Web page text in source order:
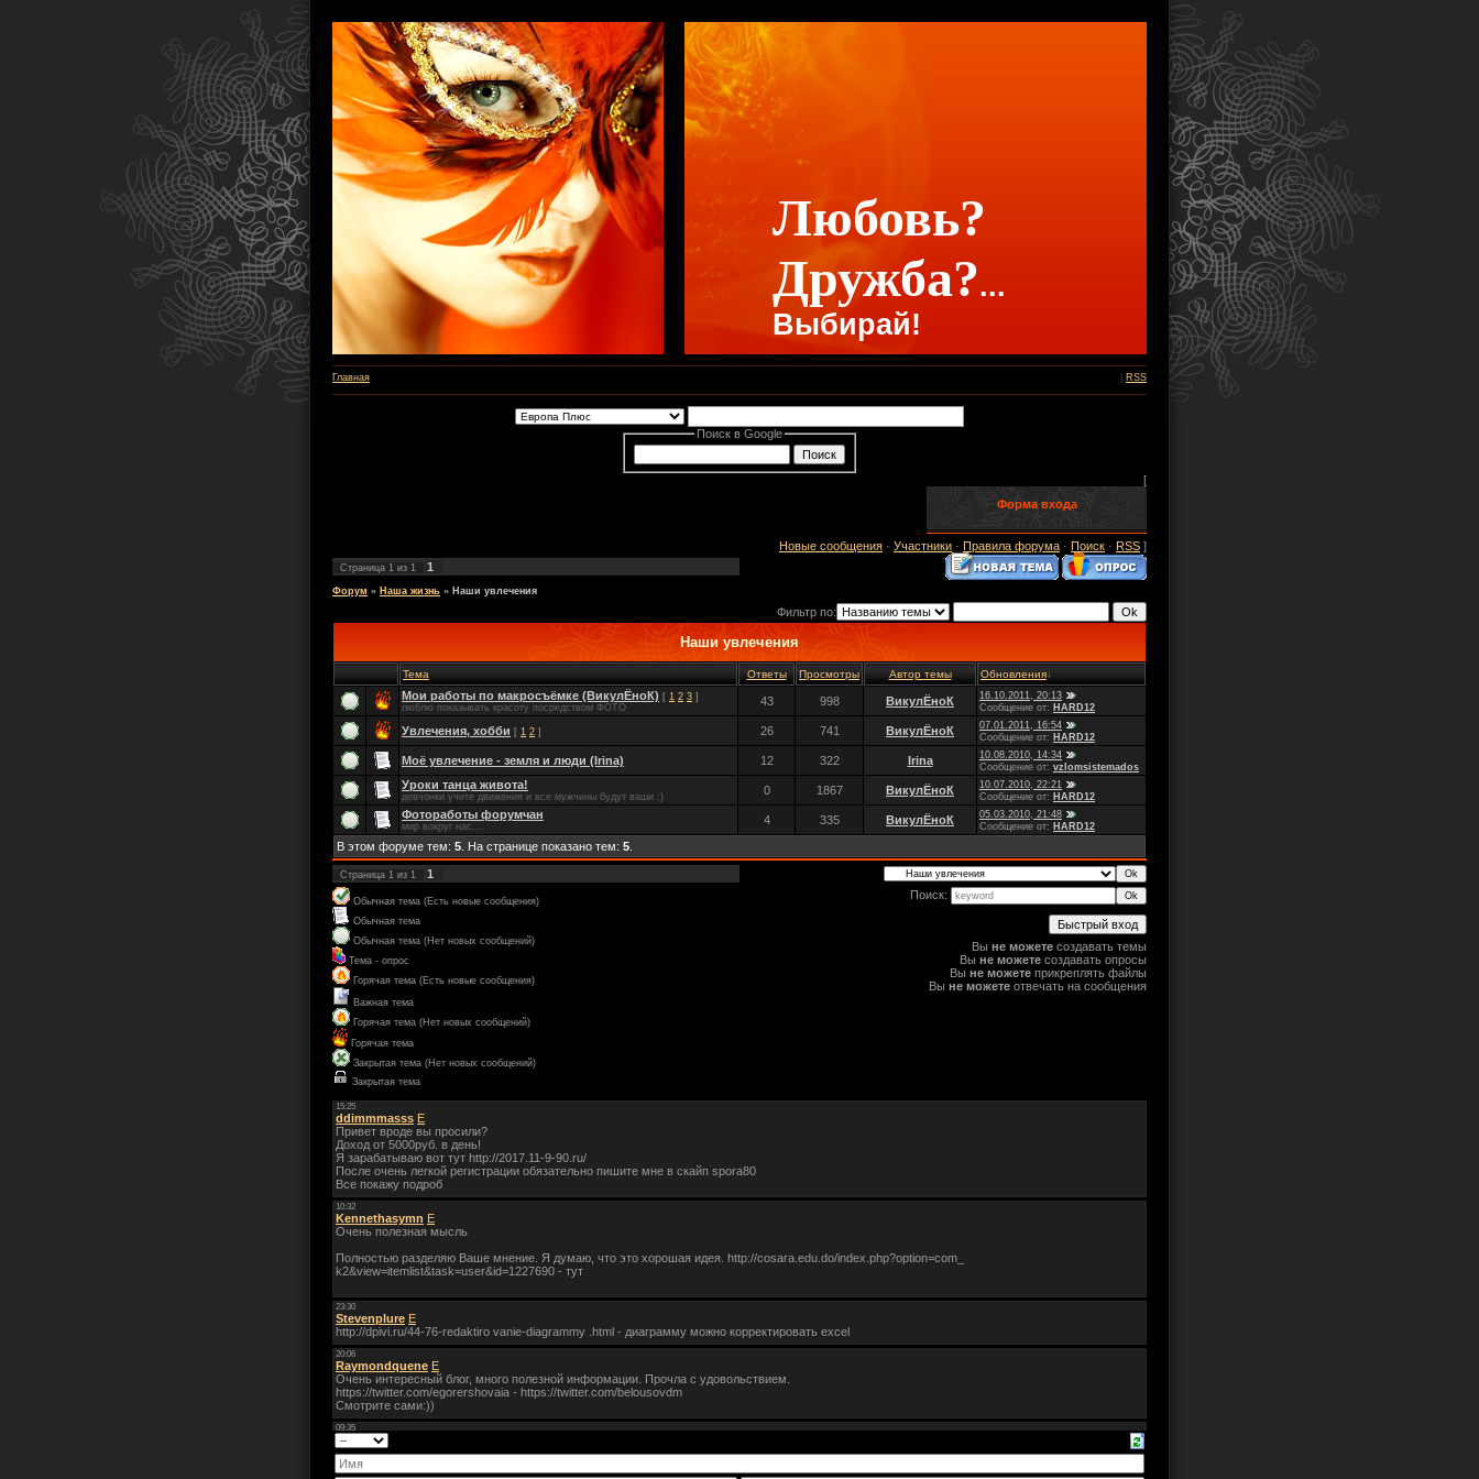
Любовь?
Дружба?...
Выбирай!
Главная RSS
Поиск в Google
[
Форма входа
Новые сообщения · Участники · Правила форума · Поиск · RSS ]
Страница 1 из 1 1
Форум » Наша жизнь » Наши увлечения
Фильтр по:
Наши увлечения
Тема Ответы Просмотры Автор темы Обновления↓
Мои работы по макросъёмке (ВикулЁноК) [ 1 2 3 ]
люблю показывать красоту посредством ФОТО
43 998 ВикулЁноК
16.10.2011, 20:13
Сообщение от: HARD12
Увлечения, хобби [ 1 2 ] 26 741 ВикулЁноК
07.01.2011, 16:54
Сообщение от: HARD12
Моё увлечение - земля и люди (Irina) 12 322 Irina
10.08.2010, 14:34
Сообщение от: vzlomsistemados
Уроки танца живота!
девчонки учите движения и все мужчины будут ваши ;) 0 1867 ВикулЁноК
10.07.2010, 22:21
Сообщение от: HARD12
Фотоработы форумчан
мир вокруг нас.... 4 335 ВикулЁноК
05.03.2010, 21:48
Сообщение от: HARD12
В этом форуме тем: 5 . На странице показано тем: 5
Страница 1 из 1 1
Обычная тема (Есть новые сообщения)
Обычная тема
Обычная тема (Нет новых сообщений)
Тема - опрос
Горячая тема (Есть новые сообщения)
Важная тема
Горячая тема (Нет новых сообщений)
Горячая тема
Закрытая тема (Нет новых сообщений)
Закрытая тема
Поиск:
Вы не можете создавать темы
Вы не можете создавать опросы
Вы не можете прикреплять файлы
Вы не можете отвечать на сообщения